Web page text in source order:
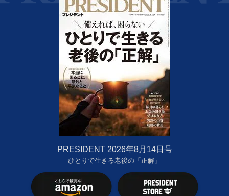
PRESIDENT 2026年8月14日号
ひとりで生きる老後の「正解」